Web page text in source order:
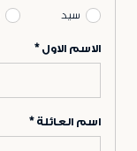
سيد
الاسم الاول
اسم العائلة